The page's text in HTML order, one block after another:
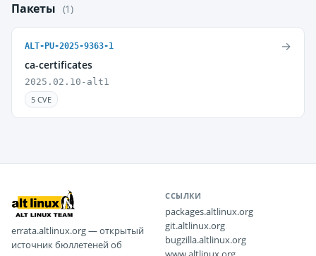
Пакеты (1)
ALT-PU-2025-9363-1
ca-certificates
2025.02.10-alt1
5 CVE
→
errata.altlinux.org — открытый
источник бюллетеней об
ССЫЛКИ
packages.altlinux.org
git.altlinux.org
bugzilla.altlinux.org